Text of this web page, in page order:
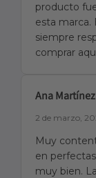
producto
esta marca.
siempre
comprar
Ana Martínez
2 de marzo,
Muy
en
muy bien.